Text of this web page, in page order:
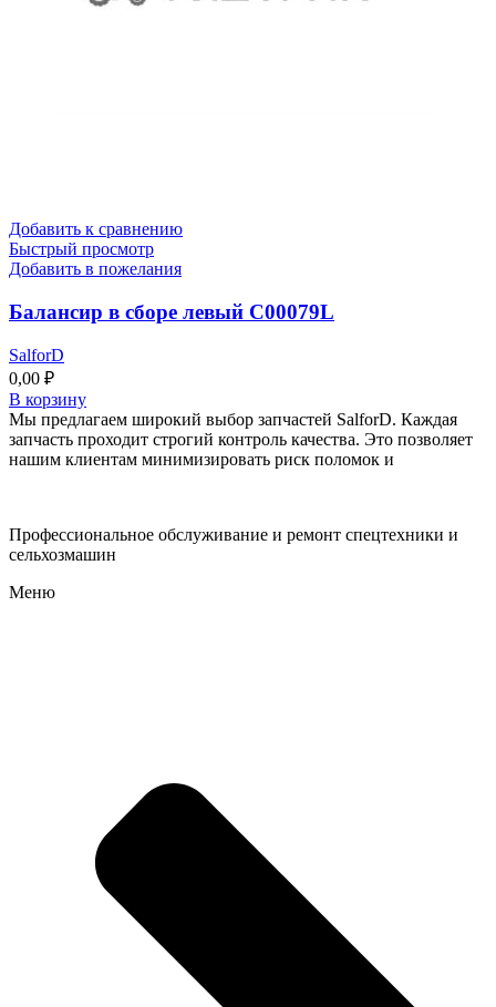
Добавить к сравнению
Быстрый просмотр
Добавить в пожелания
Балансир в сборе левый C00079L
SalforD
0,00 ₽
В корзину
Мы предлагаем широкий выбор запчастей SalforD. Каждая
запчасть проходит строгий контроль качества. Это позволяет
нашим клиентам минимизировать риск поломок и
Профессиональное обслуживание и ремонт спецтехники и
сельхозмашин
Меню